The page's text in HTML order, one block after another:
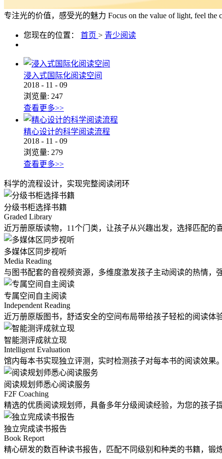
专注光的价值，感受光的魅力 Focus on the value of light, feel the
您现在的位置： 首页 > 青少阅读
浸入式国际化阅读空间
2018 - 11 - 09
浏览量: 247
查看更多>>
精心设计的科学阅读流程
2018 - 11 - 09
浏览量: 279
查看更多>>
科学的流程设计，实现完整阅读闭环
分级书柜选择书籍
Graded Library
近万册原版读物，11个门类，让孩子从兴趣出发，选择匹配的
多媒体区同步视听
Media Reading
与图书配套的音视频资源，多维度激发孩子主动阅读的热情，
专属空间自主阅读
Independent Reading
近万册原版图书，舒适安全的空间布局带给孩子轻松的阅读体
智能测评成就立现
Intelligent Evaluation
馆内每本书实现独立评测，实时检测孩子对每本书的阅读效果。
阅读规划师悉心阅读服务
F2F Coaching
精选的优质阅读规划师，具备多年分级阅读经验，为您的孩子
独立完成读书报告
Book Report
精心研发的数百种读书报告，匹配不同级别和种类的书籍，锻